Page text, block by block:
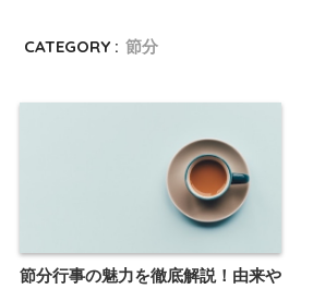
CATEGORY : 節分
節分行事の魅力を徹底解説！由来や